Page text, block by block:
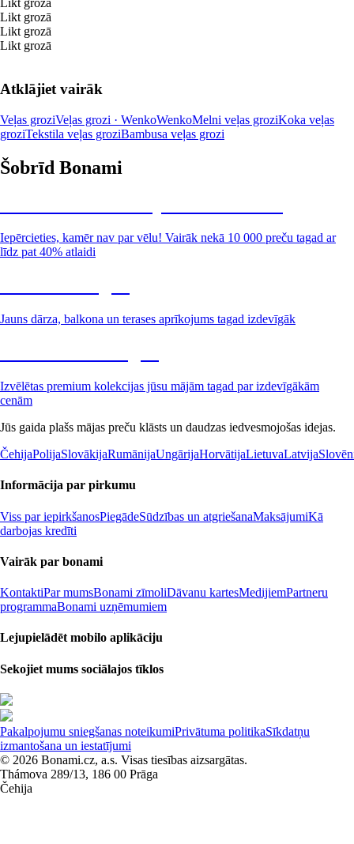
Likt grozā
Likt grozā
Likt grozā
Likt grozā
Atklājiet vairāk
Veļas groziVeļas grozi · WenkoWenkoMelni veļas groziKoka veļas
groziTekstila veļas groziBambusa veļas grozi
Šobrīd Bonami
Iepērcieties, kamēr nav par vēlu! Vairāk nekā 10 000 preču tagad ar
līdz pat 40% atlaidi
Jauns dārza, balkona un terases aprīkojums tagad izdevīgāk
Izvēlētas premium kolekcijas jūsu mājām tagad par izdevīgākām
cenām
Jūs gaida plašs mājas preču klāsts un daudzas iedvesmojošas idejas.
ČehijaPolijaSlovākijaRumānijaUngārijaHorvātijaLietuvaLatvija
Informācija par pirkumu
Viss par iepirkšanosPiegādeSūdzības un atgriešanaMaksājumiKā
darbojas kredīti
Vairāk par bonami
KontaktiPar mumsBonami zīmoliDāvanu kartesMedijiemPartneru
programmaBonami uzņēmumiem
Lejupielādēt mobilo aplikāciju
Sekojiet mums sociālajos tīklos
Pakalpojumu sniegšanas noteikumiPrivātuma politikaSīkdatņu
izmantošana un iestatījumi
© 2026 Bonami.cz, a.s. Visas tiesības aizsargātas.
Thámova 289/13, 186 00 Prāga
Čehija